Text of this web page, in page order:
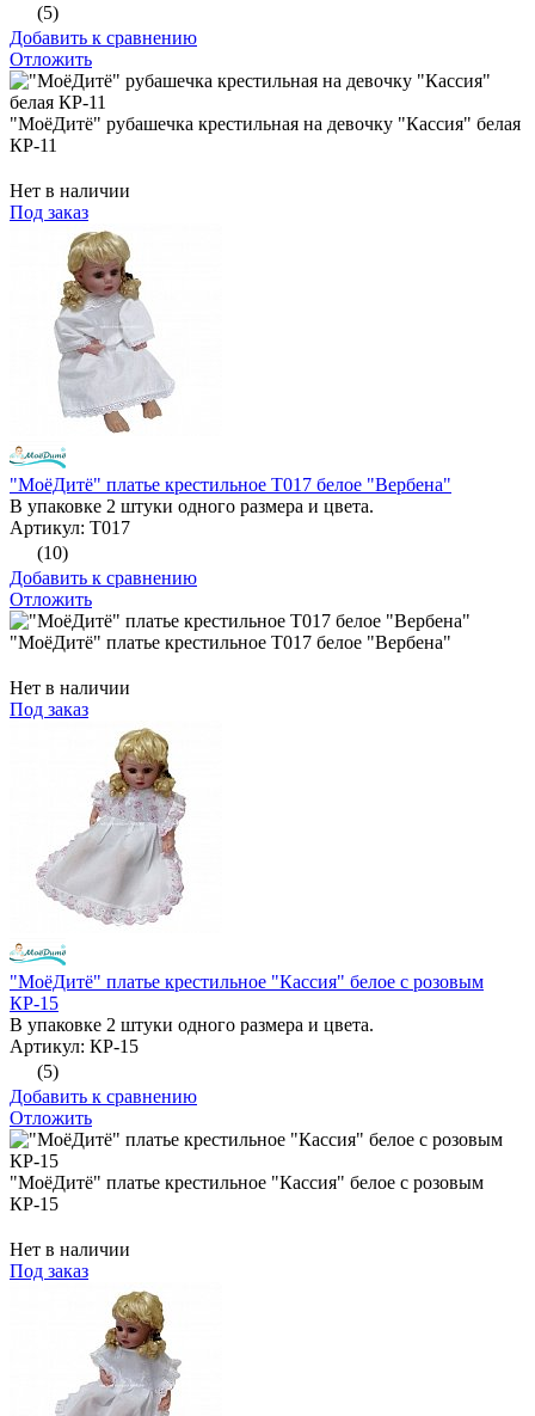
(5)
Добавить к сравнению
Отложить
"МоёДитё" рубашечка крестильная на девочку "Кассия" белая
КР-11
Нет в наличии
Под заказ
"МоёДитё" платье крестильное Т017 белое "Вербена"
В упаковке 2 штуки одного размера и цвета.
Артикул: Т017
(10)
Добавить к сравнению
Отложить
"МоёДитё" платье крестильное Т017 белое "Вербена"
Нет в наличии
Под заказ
"МоёДитё" платье крестильное "Кассия" белое с розовым
КР-15
В упаковке 2 штуки одного размера и цвета.
Артикул: КР-15
(5)
Добавить к сравнению
Отложить
"МоёДитё" платье крестильное "Кассия" белое с розовым
КР-15
Нет в наличии
Под заказ